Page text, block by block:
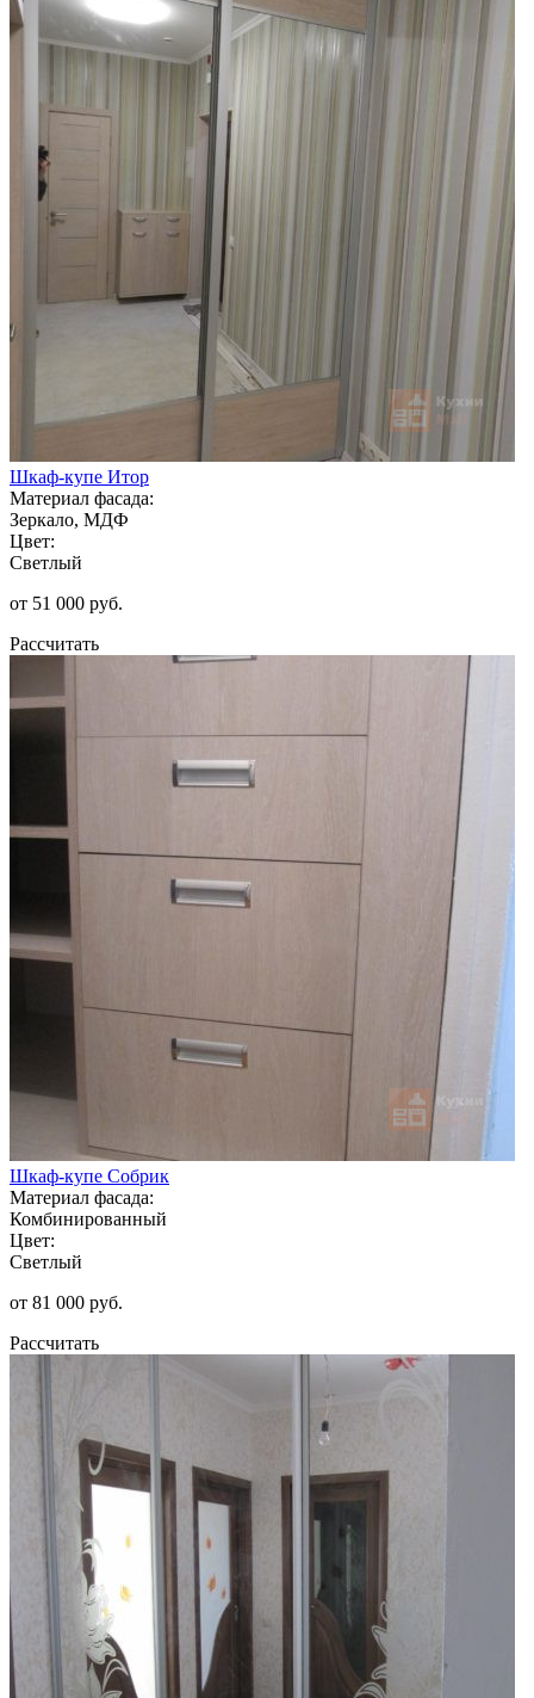
Шкаф-купе Итор
Материал фасада:
Зеркало, МДФ
Цвет:
Светлый
от 51 000 руб.
Рассчитать
Шкаф-купе Собрик
Материал фасада:
Комбинированный
Цвет:
Светлый
от 81 000 руб.
Рассчитать